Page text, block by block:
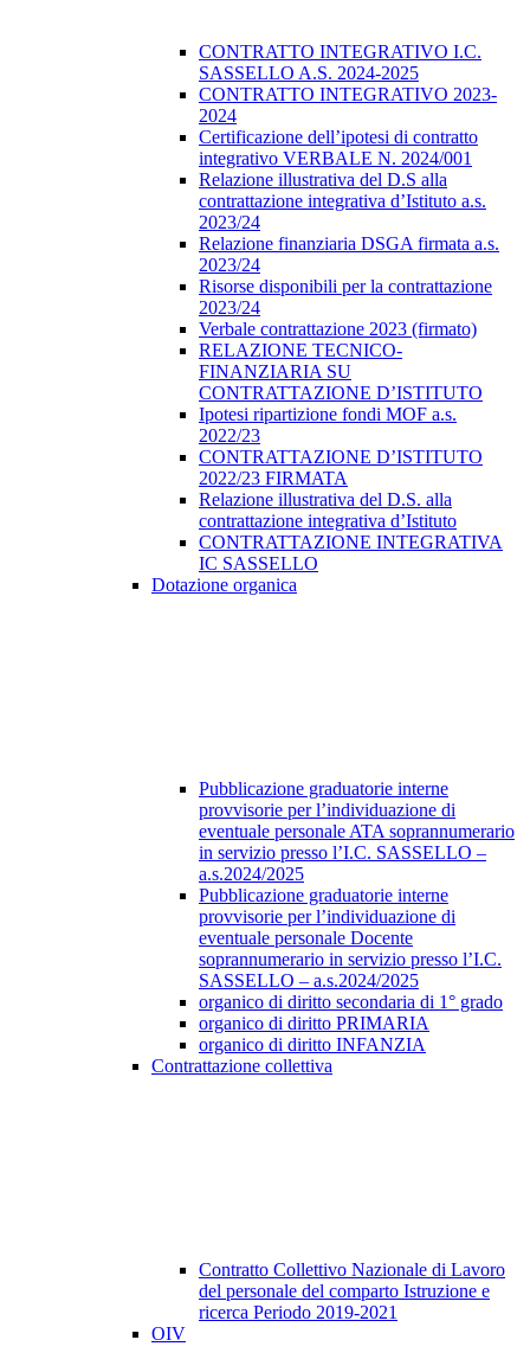
CONTRATTO INTEGRATIVO I.C.
SASSELLO A.S. 2024-2025
CONTRATTO INTEGRATIVO 2023-
2024
Certificazione dell’ipotesi di contratto
integrativo VERBALE N. 2024/001
Relazione illustrativa del D.S alla
contrattazione integrativa d’Istituto a.s.
2023/24
Relazione finanziaria DSGA firmata a.s.
2023/24
Risorse disponibili per la contrattazione
2023/24
Verbale contrattazione 2023 (firmato)
RELAZIONE TECNICO-
FINANZIARIA SU
CONTRATTAZIONE D’ISTITUTO
Ipotesi ripartizione fondi MOF a.s.
2022/23
CONTRATTAZIONE D’ISTITUTO
2022/23 FIRMATA
Relazione illustrativa del D.S. alla
contrattazione integrativa d’Istituto
CONTRATTAZIONE INTEGRATIVA
IC SASSELLO
Dotazione organica
Pubblicazione graduatorie interne
provvisorie per l’individuazione di
eventuale personale ATA soprannumerario
in servizio presso l’I.C. SASSELLO –
a.s.2024/2025
Pubblicazione graduatorie interne
provvisorie per l’individuazione di
eventuale personale Docente
soprannumerario in servizio presso l’I.C.
SASSELLO – a.s.2024/2025
organico di diritto secondaria di 1° grado
organico di diritto PRIMARIA
organico di diritto INFANZIA
Contrattazione collettiva
Contratto Collettivo Nazionale di Lavoro
del personale del comparto Istruzione e
ricerca Periodo 2019-2021
OIV